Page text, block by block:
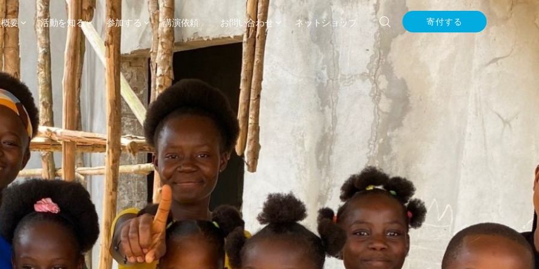
要 活動を知る 参加する 講演依頼 お問い合わせ ネットショップ 寄付する